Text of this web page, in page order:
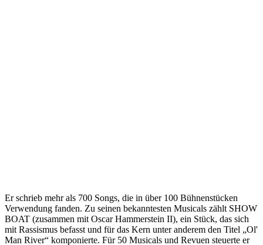
Er schrieb mehr als 700 Songs, die in über 100 Bühnenstücken
Verwendung fanden. Zu seinen bekanntesten Musicals zählt SHOW
BOAT (zusammen mit Oscar Hammerstein II), ein Stück, das sich
mit Rassismus befasst und für das Kern unter anderem den Titel „Ol'
Man River“ komponierte. Für 50 Musicals und Revuen steuerte er